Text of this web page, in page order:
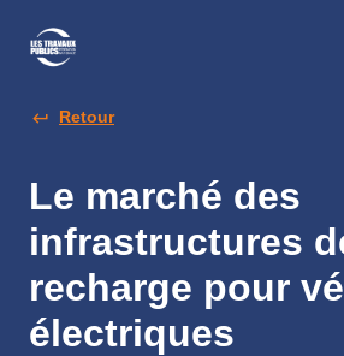
Retour
Le marché des
infrastructures
recharge pour
électriques